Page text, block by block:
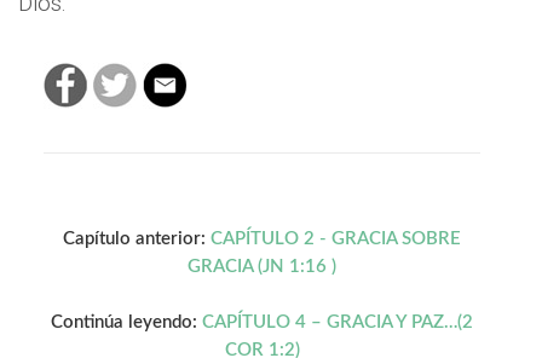
Capítulo anterior: CAPÍTULO 2 - GRACIA SOBRE
GRACIA (JN 1:16 )
Continúa leyendo: CAPÍTULO 4 – GRACIA Y PAZ…(2
COR 1:2)